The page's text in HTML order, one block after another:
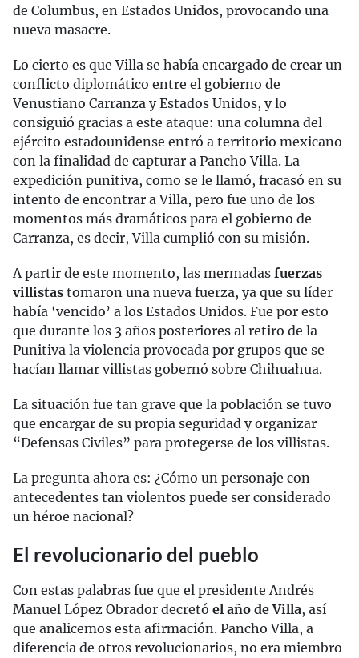
de Columbus, en Estados Unidos, provocando una
nueva masacre.
Lo cierto es que Villa se había encargado de crear un
conflicto diplomático entre el gobierno de
Venustiano Carranza y Estados Unidos, y lo
consiguió gracias a este ataque: una columna del
ejército estadounidense entró a territorio mexicano
con la finalidad de capturar a Pancho Villa. La
expedición punitiva, como se le llamó, fracasó en su
intento de encontrar a Villa, pero fue uno de los
momentos más dramáticos para el gobierno de
Carranza, es decir, Villa cumplió con su misión.
A partir de este momento, las mermadas fuerzas
villistas tomaron una nueva fuerza, ya que su líder
había ‘vencido’ a los Estados Unidos. Fue por esto
que durante los 3 años posteriores al retiro de la
Punitiva la violencia provocada por grupos que se
hacían llamar villistas gobernó sobre Chihuahua.
La situación fue tan grave que la población se tuvo
que encargar de su propia seguridad y organizar
“Defensas Civiles” para protegerse de los villistas.
La pregunta ahora es: ¿Cómo un personaje con
antecedentes tan violentos puede ser considerado
un héroe nacional?
El revolucionario del pueblo
Con estas palabras fue que el presidente Andrés
Manuel López Obrador decretó el año de Villa, así
que analicemos esta afirmación. Pancho Villa, a
diferencia de otros revolucionarios, no era miembro